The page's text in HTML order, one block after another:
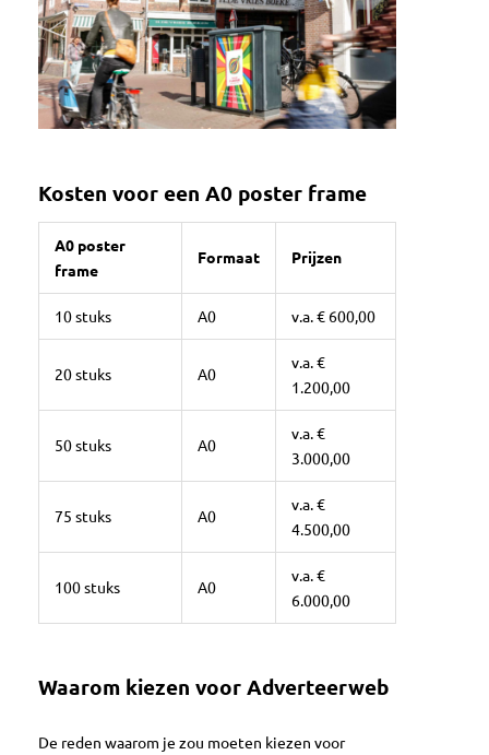
Kosten voor een A0 poster frame
A0 poster
frame
Formaat Prijzen
10 stuks A0 v.a. € 600,00
20 stuks A0
v.a. €
1.200,00
50 stuks A0
v.a. €
3.000,00
75 stuks A0
v.a. €
4.500,00
100 stuks A0
v.a. €
6.000,00
Waarom kiezen voor Adverteerweb
De reden waarom je zou moeten kiezen voor